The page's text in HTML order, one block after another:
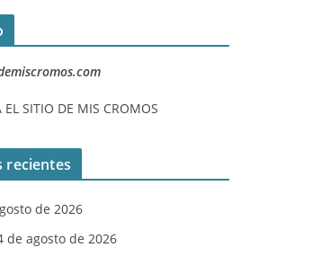
recientes
de 2026
de agosto de 2026